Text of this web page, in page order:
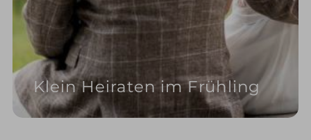
Klein Heiraten im Frühling